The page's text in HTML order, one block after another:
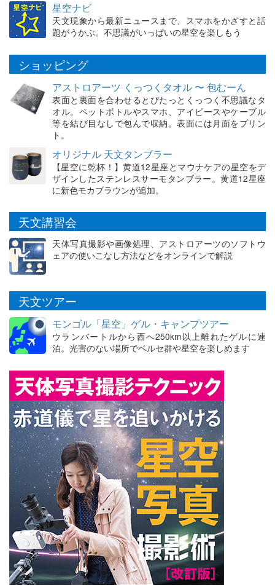
星空ナビ
天文現象から最新ニュースまで、スマホをかざすと話
題がうかぶ。不思議がいっぱいの星空を楽しもう
ショッピング
アストロアーツ くっつくタオル 〜 包むーん
表面と裏面を合わせるとぴたっとくっつく不思議なタ
オル。ペットボトルやスマホ、アイピースやケーブル
等を結び目なしで包んで収納。表面には月面をプリン
ト。
オリジナル 天文タンブラー
【星空に乾杯！】黄道12星座とマウナケアの星空をデ
ザインしたステンレスサーモタンブラー。黄道12星座
に新色モカブラウンが追加。
天文講習会
天体写真撮影や画像処理、アストロアーツのソフトウ
ェアの使いこなし方法などをオンラインで解説
天文ツアー
モンゴル「星空」ゲル・キャンプツアー
ウランバートルから西へ250km以上離れたゲルに連
泊。光害のない場所でペルセ群や星空を楽しめます